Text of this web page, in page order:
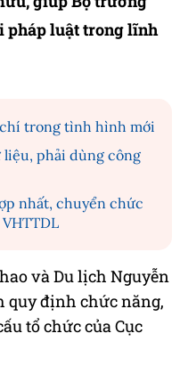
pháp luật trong lĩnh
trong tình hình mới
liệu, phải dùng công
nhất, chuyển chức
và Du lịch Nguyễn
quy định chức năng,
tổ chức của Cục